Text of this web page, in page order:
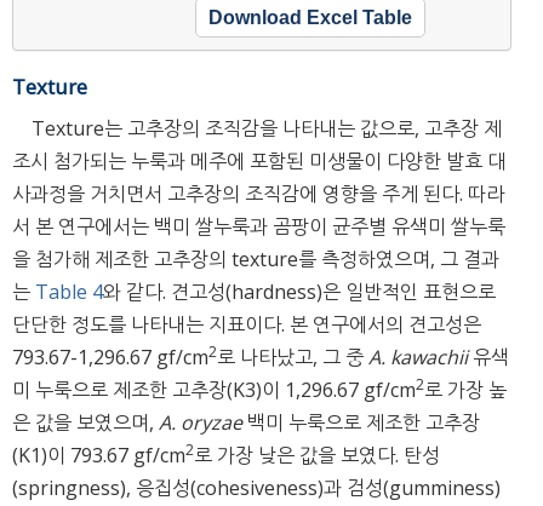
Download Excel Table
Texture
Texture는 고추장의 조직감을 나타내는 값으로, 고추장 제
조시 첨가되는 누룩과 메주에 포함된 미생물이 다양한 발효 대
사과정을 거치면서 고추장의 조직감에 영향을 주게 된다. 따라
서 본 연구에서는 백미 쌀누룩과 곰팡이 균주별 유색미 쌀누룩
을 첨가해 제조한 고추장의 texture를 측정하였으며, 그 결과
는 Table 4와 같다. 견고성(hardness)은 일반적인 표현으로
단단한 정도를 나타내는 지표이다. 본 연구에서의 견고성은
793.67-1,296.67 gf/cm2로 나타났고, 그 중A. kawachii유색
미 누룩으로 제조한 고추장(K3)이 1,296.67 gf/cm2로 가장 높
은 값을 보였으며, A. oryzae백미 누룩으로 제조한 고추장
(K1)이 793.67 gf/cm2로 가장 낮은 값을 보였다. 탄성
(springness), 응집성(cohesiveness)과 검성(gumminess)